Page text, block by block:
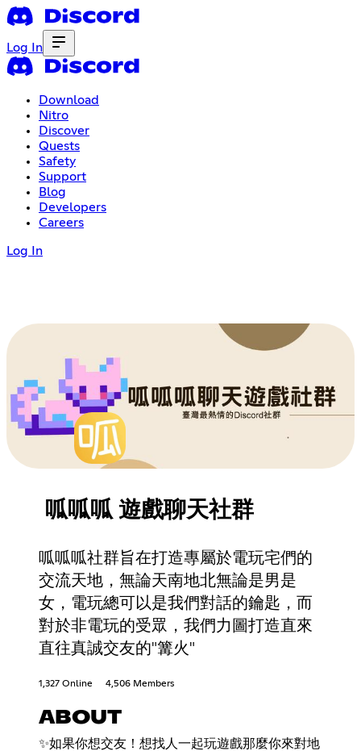
Log In
Download
Nitro
Discover
Quests
Safety
Support
Blog
Developers
Careers
Log In
呱呱呱 遊戲聊天社群
呱呱呱社群旨在打造專屬於電玩宅們的
交流天地，無論天南地北無論是男是
女，電玩總可以是我們對話的鑰匙，而
對於非電玩的受眾，我們力圖打造直來
直往真誠交友的"篝火"
1,327 Online 4,506 Members
ABOUT
✨如果你想交友！想找人一起玩遊戲那麼你來對地